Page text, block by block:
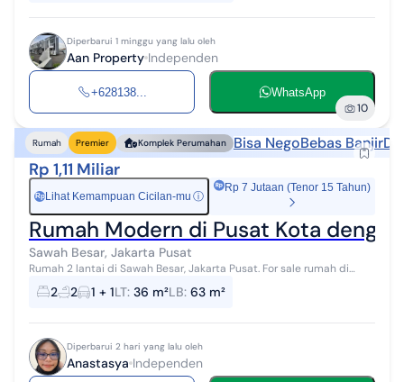
Diperbarui 1 minggu yang lalu oleh
Aan Property Independen
+628138... WhatsApp
10
Rumah Premier Komplek Perumahan Bisa NegoBebas Banjir
Rp 1,11 Miliar
Rp Lihat Kemampuan Cicilan-mu ⓘ
Rp 7 Jutaan (Tenor 15 Tahun)
Rumah Modern di Pusat Kota
Sawah Besar, Jakarta Pusat
Rumah 2 lantai di Sawah Besar, Jakarta Pusat. For sale rumah di
wilayah yang tenang dengan pemandangan Dekat Kawasan Bisnis
& Industri. Properti 2...
2 2 1 + 1LT: 36 m²LB: 63 m²
Diperbarui 2 hari yang lalu oleh
Anastasya Independen